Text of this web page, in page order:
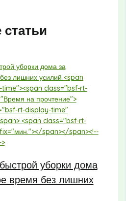
уборки дома
время без лишних